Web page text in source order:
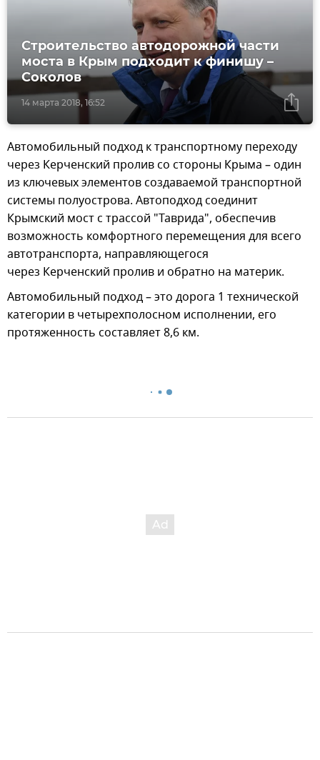
14 марта 2018, 16:52
Строительство автодорожной части
моста в Крым подходит к финишу –
Соколов
Автомобильный подход к транспортному переходу
через Керченский пролив со стороны Крыма – один
из ключевых элементов создаваемой транспортной
системы полуострова. Автоподход соединит
Крымский мост с трассой "Таврида", обеспечив
возможность комфортного перемещения для всего
автотранспорта, направляющегося
через Керченский пролив и обратно на материк.
Автомобильный подход – это дорога 1 технической
категории в четырехполосном исполнении, его
протяженность составляет 8,6 км.